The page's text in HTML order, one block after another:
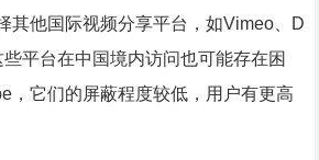
其他国际视频分享平台，如Vimeo、D
平台在中国境内访问也可能存在困
，它们的屏蔽程度较低，用户有更高